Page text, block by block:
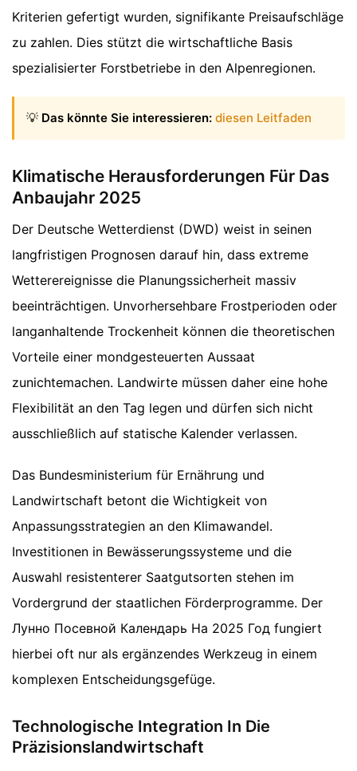
Kriterien gefertigt wurden, signifikante Preisaufschläge
zu zahlen. Dies stützt die wirtschaftliche Basis
spezialisierter Forstbetriebe in den Alpenregionen.
💡 Das könnte Sie interessieren: diesen Leitfaden
Klimatische Herausforderungen Für Das
Anbaujahr 2025
Der Deutsche Wetterdienst (DWD) weist in seinen
langfristigen Prognosen darauf hin, dass extreme
Wetterereignisse die Planungssicherheit massiv
beeinträchtigen. Unvorhersehbare Frostperioden oder
langanhaltende Trockenheit können die theoretischen
Vorteile einer mondgesteuerten Aussaat
zunichtemachen. Landwirte müssen daher eine hohe
Flexibilität an den Tag legen und dürfen sich nicht
ausschließlich auf statische Kalender verlassen.
Das Bundesministerium für Ernährung und
Landwirtschaft betont die Wichtigkeit von
Anpassungsstrategien an den Klimawandel.
Investitionen in Bewässerungssysteme und die
Auswahl resistenterer Saatgutsorten stehen im
Vordergrund der staatlichen Förderprogramme. Der
Лунно Посевной Календарь На 2025 Год fungiert
hierbei oft nur als ergänzendes Werkzeug in einem
komplexen Entscheidungsgefüge.
Technologische Integration In Die
Präzisionslandwirtschaft